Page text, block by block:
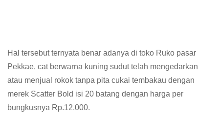
Hal tersebut ternyata benar adanya di toko Ruko pasar
Pekkae, cat berwarna kuning sudut telah mengedarkan
atau menjual rokok tanpa pita cukai tembakau dengan
merek Scatter Bold isi 20 batang dengan harga per
bungkusnya Rp.12.000.